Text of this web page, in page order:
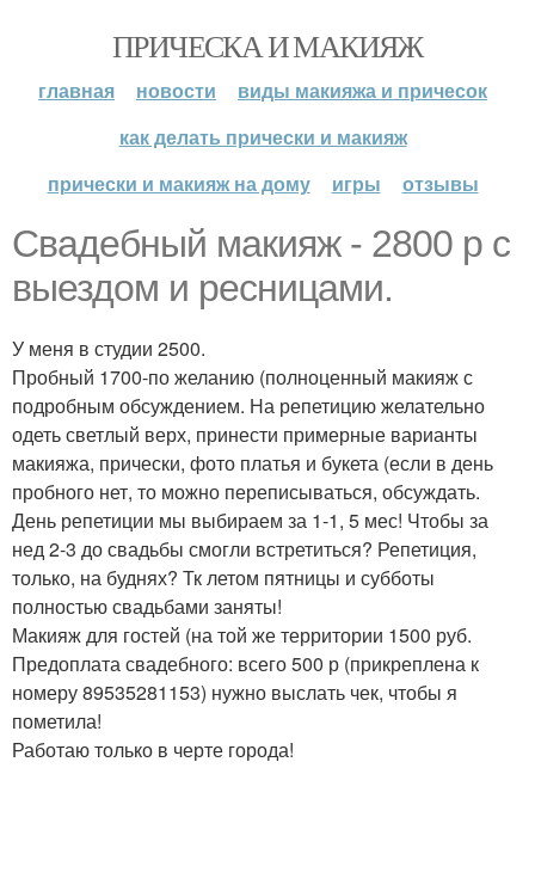
ПРИЧЕСКА И МАКИЯЖ
главная новости
виды макияжа и причесок
как делать прически и макияж
прически и макияж на дому
игры отзывы
Свадебный макияж - 2800 р с
выездом и ресницами.
У меня в студии 2500.
Пробный 1700-по желанию (полноценный макияж с
подробным обсуждением. На репетицию желательно
одеть светлый верх, принести примерные варианты
макияжа, прически, фото платья и букета (если в день
пробного нет, то можно переписываться, обсуждать.
День репетиции мы выбираем за 1-1, 5 мес! Чтобы за
нед 2-3 до свадьбы смогли встретиться? Репетиция,
только, на буднях? Тк летом пятницы и субботы
полностью свадьбами заняты!
Макияж для гостей (на той же территории 1500 руб.
Предоплата свадебного: всего 500 р (прикреплена к
номеру 89535281153) нужно выслать чек, чтобы я
пометила!
Работаю только в черте города!